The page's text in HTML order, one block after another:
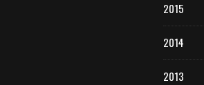
2015
2014
2013